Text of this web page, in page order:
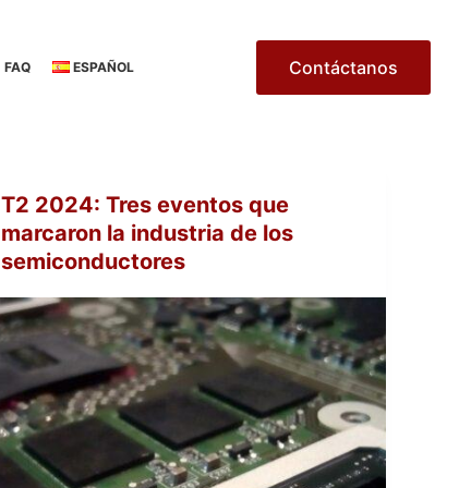
FAQ ESPAÑOL Contáctanos
T2 2024: Tres eventos que
marcaron la industria de los
semiconductores